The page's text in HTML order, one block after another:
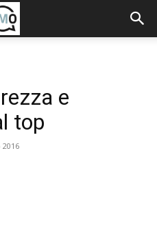
e
top
2016